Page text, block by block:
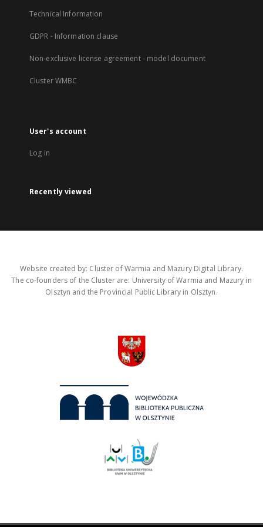
Technical Information
GDPR - Information clause
Non-exclusive license agreement - model document
Cluster WMBC
User's account
Log in
Recently viewed
Website created by: Cluster of Warmia and Mazury Digital Library.
The co-founders of the Cluster are: University of Warmia and Mazury in
Olsztyn and the Provincial Public Library in Olsztyn.